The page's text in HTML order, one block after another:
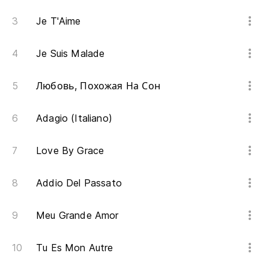
Je T'Aime
Je Suis Malade
Любовь, Похожая На Сон
Adagio (Italiano)
Love By Grace
Addio Del Passato
Meu Grande Amor
Tu Es Mon Autre